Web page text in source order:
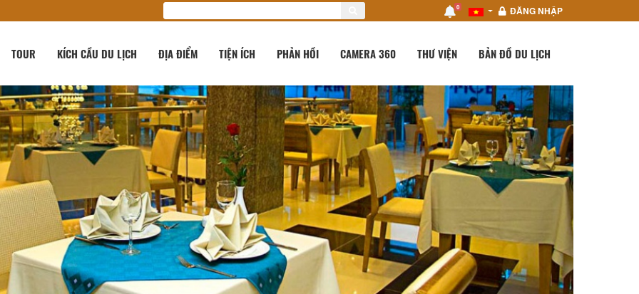
0 ĐĂNG NHẬP
TOUR KÍCH CẦU DU LỊCH ĐỊA ĐIỂM TIỆN ÍCH PHẢN HỒI CAMERA 360 THƯ VIỆN BẢN ĐỒ DU LỊCH